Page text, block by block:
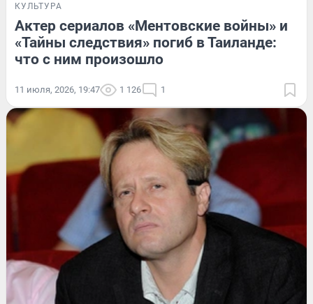
КУЛЬТУРА
Актер сериалов «Ментовские войны» и
«Тайны следствия» погиб в Таиланде:
что с ним произошло
11 июля, 2026, 19:47 1 126 1